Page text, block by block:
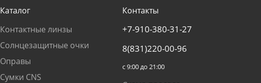
Каталог
Контактные линзы
Солнцезащитные очки
Оправы
Сумки CNS
Контакты
+7-910-380-31-27
8(831)220-00-96
с 9:00 до 21:00